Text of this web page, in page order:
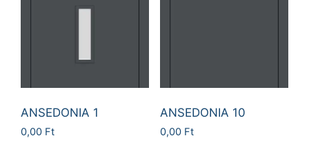
ANSEDONIA 1
0,00 Ft
ANSEDONIA 10
0,00 Ft